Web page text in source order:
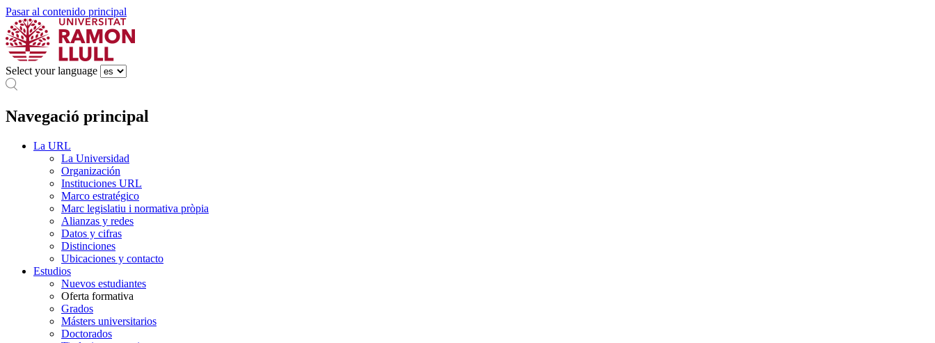
Pasar al contenido principal
Select your language
Navegació principal
La URL
La Universidad
Organización
Instituciones URL
Marco estratégico
Marc legislatiu i normativa pròpia
Alianzas y redes
Datos y cifras
Distinciones
Ubicaciones y contacto
Estudios
Nuevos estudiantes
Oferta formativa
Grados
Másters universitarios
Doctorados